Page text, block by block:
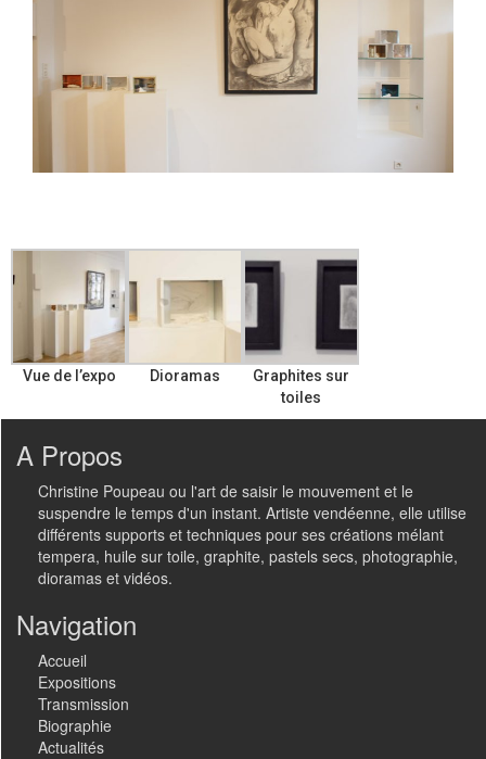
Vue de l’expo Dioramas
Graphites sur
toiles
A Propos
Christine Poupeau ou l'art de saisir le mouvement et le
suspendre le temps d'un instant. Artiste vendéenne, elle utilise
différents supports et techniques pour ses créations mélant
tempera, huile sur toile, graphite, pastels secs, photographie,
dioramas et vidéos.
Navigation
Accueil
Expositions
Transmission
Biographie
Actualités